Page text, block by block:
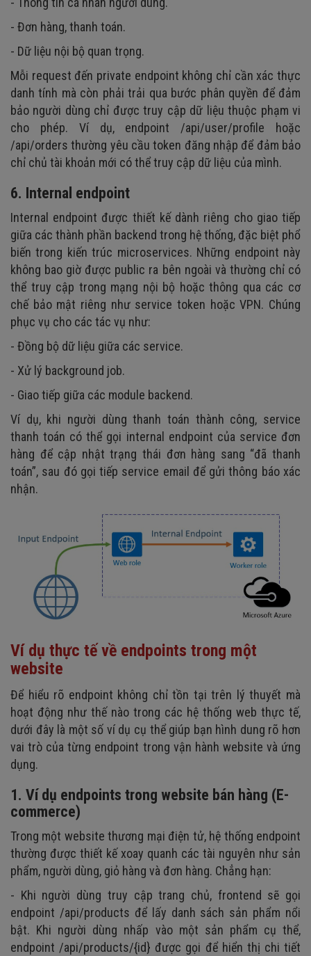
- Đơn hàng, thanh toán.
- Dữ liệu nội bộ quan trọng.
Mỗi request đến private endpoint không chỉ cần xác thực
danh tính mà còn phải trải qua bước phân quyền để đảm
bảo người dùng chỉ được truy cập dữ liệu thuộc phạm vi
cho phép. Ví dụ, endpoint /api/user/profile hoặc
/api/orders thường yêu cầu token đăng nhập để đảm bảo
chỉ chủ tài khoản mới có thể truy cập dữ liệu của mình.
6. Internal endpoint
Internal endpoint được thiết kế dành riêng cho giao tiếp
giữa các thành phần backend trong hệ thống, đặc biệt phổ
biến trong kiến trúc microservices. Những endpoint này
không bao giờ được public ra bên ngoài và thường chỉ có
thể truy cập trong mạng nội bộ hoặc thông qua các cơ
chế bảo mật riêng như service token hoặc VPN. Chúng
phục vụ cho các tác vụ như:
- Đồng bộ dữ liệu giữa các service.
- Xử lý background job.
- Giao tiếp giữa các module backend.
Ví dụ, khi người dùng thanh toán thành công, service
thanh toán có thể gọi internal endpoint của service đơn
hàng để cập nhật trạng thái đơn hàng sang “đã thanh
toán”, sau đó gọi tiếp service email để gửi thông báo xác
nhận.
Ví dụ thực tế về endpoints trong một
website
Để hiểu rõ endpoint không chỉ tồn tại trên lý thuyết mà
hoạt động như thế nào trong các hệ thống web thực tế,
dưới đây là một số ví dụ cụ thể giúp bạn hình dung rõ hơn
vai trò của từng endpoint trong vận hành website và ứng
dụng.
1. Ví dụ endpoints trong website bán hàng (E-
commerce)
Trong một website thương mại điện tử, hệ thống endpoint
thường được thiết kế xoay quanh các tài nguyên như sản
phẩm, người dùng, giỏ hàng và đơn hàng. Chẳng hạn:
- Khi người dùng truy cập trang chủ, frontend sẽ gọi
endpoint /api/products để lấy danh sách sản phẩm nổi
bật. Khi người dùng nhấp vào một sản phẩm cụ thể,
endpoint /api/products/{id} được gọi để hiển thị chi tiết